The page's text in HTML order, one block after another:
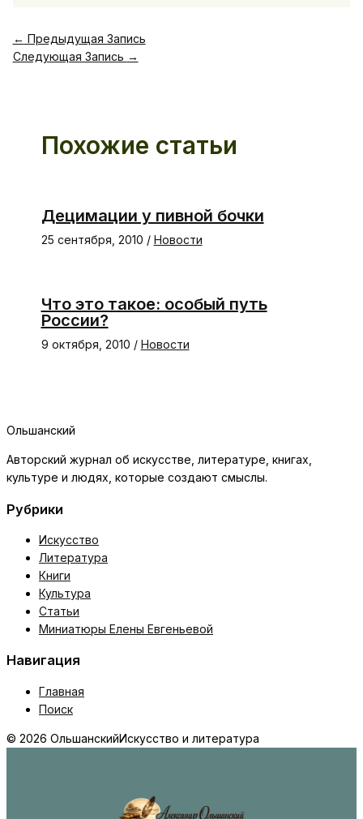
← Предыдущая Запись
Следующая Запись →
Похожие статьи
Децимации у пивной бочки
25 сентября, 2010 / Новости
Что это такое: особый путь
России?
9 октября, 2010 / Новости
Ольшанский
Авторский журнал об искусстве, литературе, книгах,
культуре и людях, которые создают смыслы.
Рубрики
Искусство
Литература
Книги
Культура
Статьи
Миниатюры Елены Евгеньевой
Навигация
Главная
Поиск
© 2026 ОльшанскийИскусство и литература